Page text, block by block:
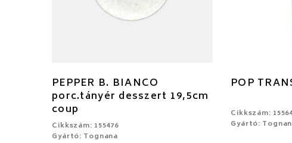
PEPPER B. BIANCO
porc.tányér desszert 19,5cm
coup
Cikkszám: 155476
Gyártó: Tognana
POP
Cikkszám:
Gyártó: